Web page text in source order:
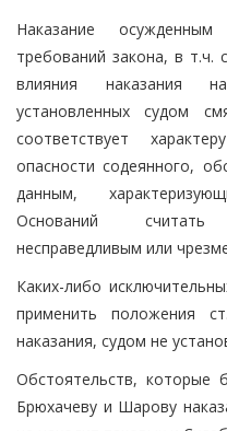
Наказание
требований закона, в т.ч.
влияния наказания
установленных судом
соответствует
опасности содеянного,
данным,
Оснований считать
несправедливым или
Каких-либо
применить положения
наказания, судом не
Обстоятельств, которые
Брюхачеву и Шарову